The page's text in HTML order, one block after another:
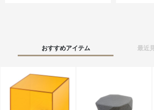
おすすめアイテム 最近